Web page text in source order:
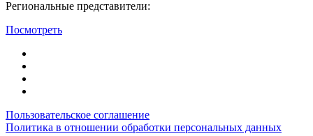
Региональные представители:
Посмотреть
Пользовательское соглашение
Политика в отношении обработки персональных данных